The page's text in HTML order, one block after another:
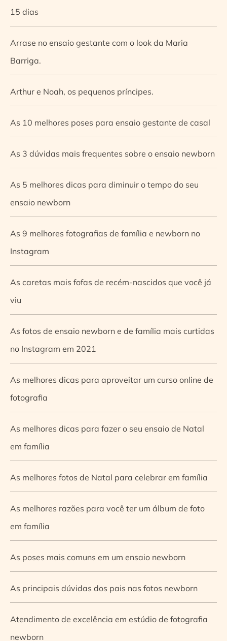
15 dias
Arrase no ensaio gestante com o look da Maria
Barriga.
Arthur e Noah, os pequenos príncipes.
As 10 melhores poses para ensaio gestante de casal
As 3 dúvidas mais frequentes sobre o ensaio newborn
As 5 melhores dicas para diminuir o tempo do seu
ensaio newborn
As 9 melhores fotografias de família e newborn no
Instagram
As caretas mais fofas de recém-nascidos que você já
viu
As fotos de ensaio newborn e de família mais curtidas
no Instagram em 2021
As melhores dicas para aproveitar um curso online de
fotografia
As melhores dicas para fazer o seu ensaio de Natal
em família
As melhores fotos de Natal para celebrar em família
As melhores razões para você ter um álbum de foto
em família
As poses mais comuns em um ensaio newborn
As principais dúvidas dos pais nas fotos newborn
Atendimento de excelência em estúdio de fotografia
newborn